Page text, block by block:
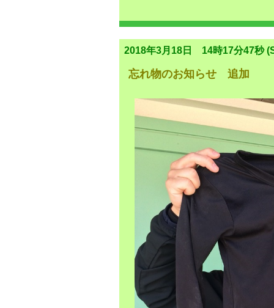
2018年3月18日 14時17分47秒
忘れ物のお知らせ 追加